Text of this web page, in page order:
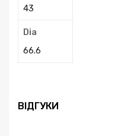
43
Dia
66.6
ВІДГУКИ